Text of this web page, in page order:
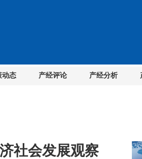
动态 产经评论 产经分析
社会发展观察